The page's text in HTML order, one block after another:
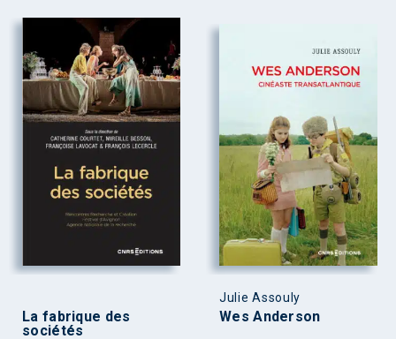
La fabrique des
sociétés
Julie Assouly
Wes Anderson